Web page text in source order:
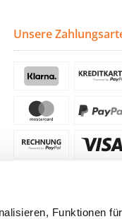
Funktionen
Unsere